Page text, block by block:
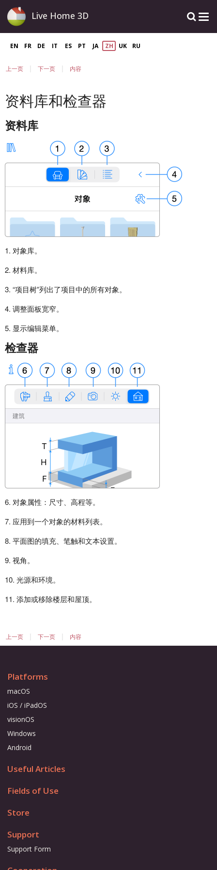
Live Home 3D
EN FR DE IT ES PT JA ZH UK RU
上一页 下一页 内容
资料库和检查器
资料库
1. 对象库。
2. 材料库。
3. “项目树”列出了项目中的所有对象。
4. 调整面板宽窄。
5. 显示编辑菜单。
检查器
6. 对象属性：尺寸、高程等。
7. 应用到一个对象的材料列表。
8. 平面图的填充、笔触和文本设置。
9. 视角。
10. 光源和环境。
11. 添加或移除楼层和屋顶。
上一页 下一页 内容
Platforms
macOS
iOS / iPadOS
visionOS
Windows
Android
Useful Articles
Fields of Use
Store
Support
Support Form